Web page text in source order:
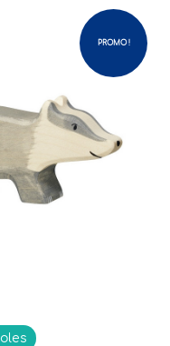
PROMO !